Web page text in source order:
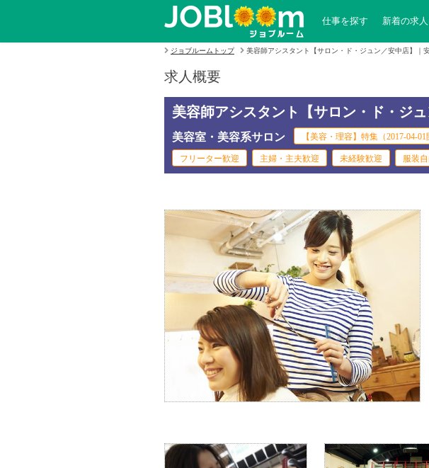
仕事を探す 新着の求人
ジョブルームトップ 美容師アシスタント【サロン・ド・ジュン／安中店】｜
求人概要
美容師アシスタント【サロン・ド・ジ
美容室・美容系サロン 【美容・理容】特集（2017-04-01
フリーター歓迎 主婦・主夫歓迎 未経験歓迎 服装